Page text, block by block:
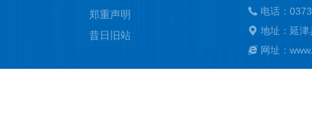
郑重声明
昔日旧站
电话：
地址：延
网址：